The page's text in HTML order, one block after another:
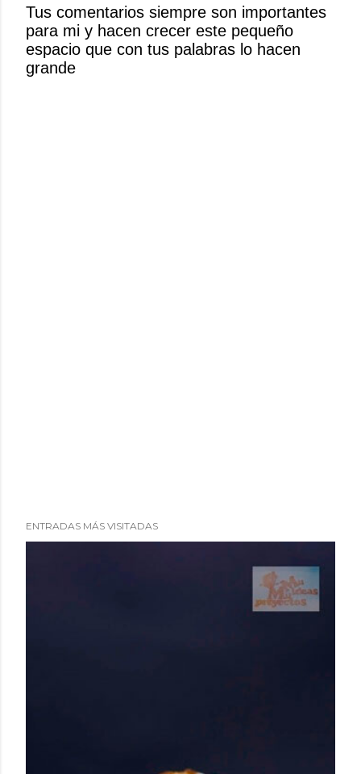
u
n
c
o
Tus comentarios siempre son importantes
para mi y hacen crecer este pequeño
espacio que con tus palabras lo hacen
grande
ENTRADAS MÁS VISITADAS